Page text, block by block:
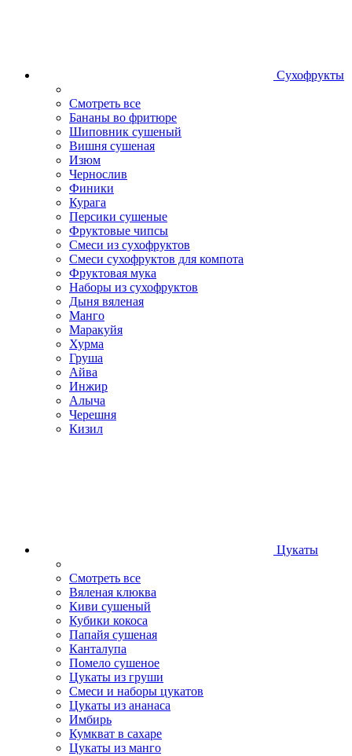
Сухофрукты
Смотреть все
Бананы во фритюре
Шиповник сушеный
Вишня сушеная
Изюм
Чернослив
Финики
Курага
Персики сушеные
Фруктовые чипсы
Смеси из сухофруктов
Смеси сухофруктов для компота
Фруктовая мука
Наборы из сухофруктов
Дыня вяленая
Манго
Маракуйя
Хурма
Груша
Айва
Инжир
Алыча
Черешня
Кизил
Цукаты
Смотреть все
Вяленая клюква
Киви сушеный
Кубики кокоса
Папайя сушеная
Канталупа
Помело сушеное
Цукаты из груши
Смеси и наборы цукатов
Цукаты из ананаса
Имбирь
Кумкват в сахаре
Цукаты из манго